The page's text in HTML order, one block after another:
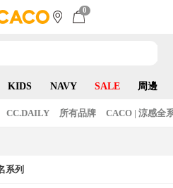
0
KIDS NAVY SALE 周邊
CC.DAILY 所有品牌 CACO | 涼感全
系列